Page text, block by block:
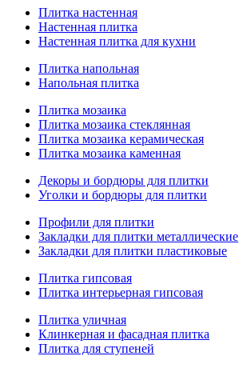
Плитка настенная
Настенная плитка
Настенная плитка для кухни
Плитка напольная
Напольная плитка
Плитка мозаика
Плитка мозаика стеклянная
Плитка мозаика керамическая
Плитка мозаика каменная
Декоры и бордюры для плитки
Уголки и бордюры для плитки
Профили для плитки
Закладки для плитки металлические
Закладки для плитки пластиковые
Плитка гипсовая
Плитка интерьерная гипсовая
Плитка уличная
Клинкерная и фасадная плитка
Плитка для ступеней